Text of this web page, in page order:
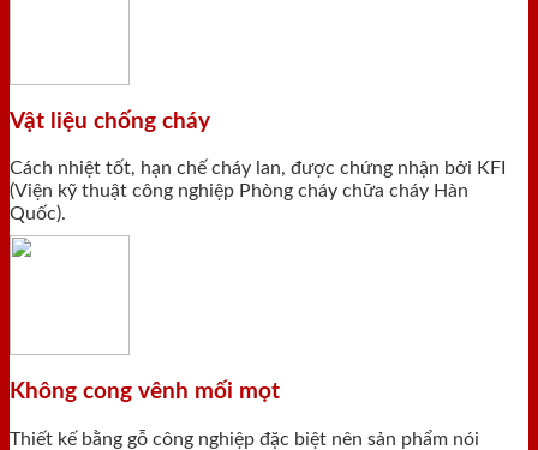
Vật liệu chống cháy
Cách nhiệt tốt, hạn chế cháy lan, được chứng nhận bởi KFI
(Viện kỹ thuật công nghiệp Phòng cháy chữa cháy Hàn
Quốc).
Không cong vênh mối mọt
Thiết kế bằng gỗ công nghiệp đặc biệt nên sản phẩm nói